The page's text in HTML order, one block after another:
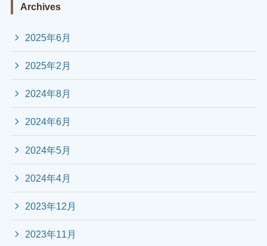
Archives
2025年6月
2025年2月
2024年8月
2024年6月
2024年5月
2024年4月
2023年12月
2023年11月